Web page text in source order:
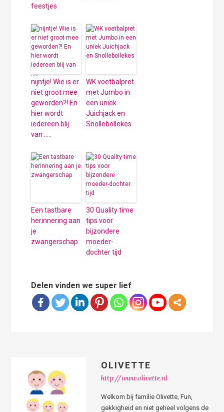
feestjes
nijntje! Wie is er
niet groot mee
geworden?! En
hier wordt
iedereen blij
van …..
WK voetbalpret
met Jumbo in
een uniek
Juichjack en
Snollebollekes
Een tastbare
herinnering aan
je
zwangerschap
30 Quality time
tips voor
bijzondere
moeder-
dochter tijd
Delen vinden we super lief
OLIVETTE
http://www.olivette.nl
Welkom bij familie Olivette, Fun,
gekkigheid en niet geheel volgens de